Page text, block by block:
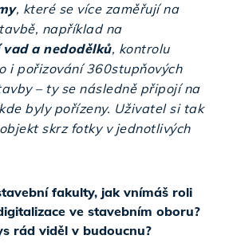
, které se více zaměřují na
například na
a nedodělků, kontrolu
i pořizování 360stupňových
– ty se následně připojí na
byly pořízeny. Uživatel si tak
skrz fotky v jednotlivých
fakulty, jak vnímáš roli
ve stavebním oboru?
rád viděl v budoucnu?